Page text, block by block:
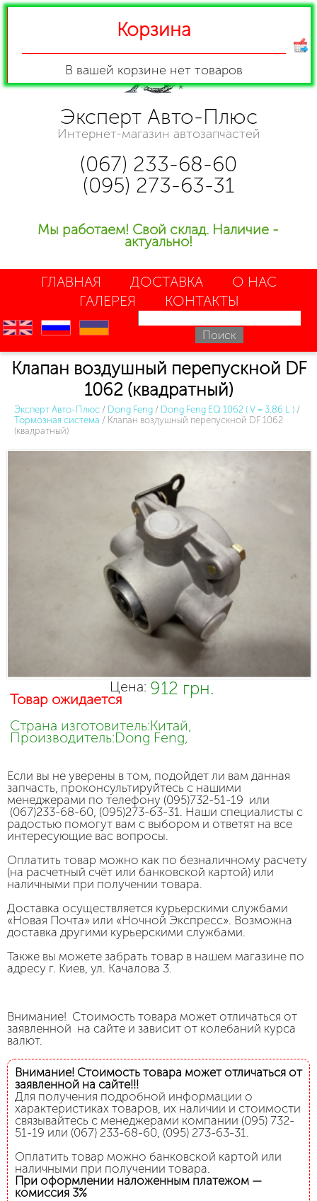
Эксперт Авто-Плюс
Интернет-магазин автозапчастей
(067) 233-68-60
(095) 273-63-31
Мы работаем! Свой склад. Наличие -
актуально!
ГЛАВНАЯ ДОСТАВКА
О НАС
ГАЛЕРЕЯ
КОНТАКТЫ
en ru uk
Клапан воздушный перепускной DF
1062 (квадратный)
Эксперт Авто-Плюс / Dong Feng / Dong Feng EQ 1062 ( V = 3.86 L ) /
Тормозная система / Клапан воздушный перепускной DF 1062
(квадратный)
Цена: 912 грн.
Товар ожидается
Страна изготовитель:Китай,
Производитель:Dong Feng,
Если вы не уверены в том, подойдет ли вам данная
запчасть, проконсультируйтесь с нашими
менеджерами по телефону (095)732-51-19 или
(067)233-68-60, (095)273-63-31. Наши специалисты с
радостью помогут вам с выбором и ответят на все
интересующие вас вопросы.
Оплатить товар можно как по безналичному расчету
(на расчетный счёт или банковской картой) или
наличными при получении товара.
Доставка осуществляется курьерскими службами
«Новая Почта» или «Ночной Экспресс». Возможна
доставка другими курьерскими службами.
Также вы можете забрать товар в нашем магазине по
адресу г. Киев, ул. Качалова 3.
Внимание! Стоимость товара может отличаться от
заявленной на сайте и зависит от колебаний курса
валют.
Внимание! Стоимость товара может отличаться от
заявленной на сайте!!!
Для получения подробной информации о
характеристиках товаров, их наличии и стоимости
связывайтесь с менеджерами компании (095) 732-
51-19 или (067) 233-68-60, (095) 273-63-31.
Оплатить товар можно банковской картой или
наличными при получении товара.
При оформлении наложенным платежом —
комиссия 3%
Корзина
В вашей корзине нет товаров